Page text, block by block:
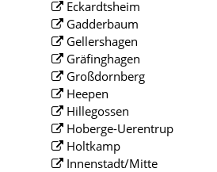
Eckardtsheim
Gadderbaum
Gellershagen
Gräfinghagen
Großdornberg
Heepen
Hillegossen
Hoberge-Uerentrup
Holtkamp
Innenstadt/Mitte